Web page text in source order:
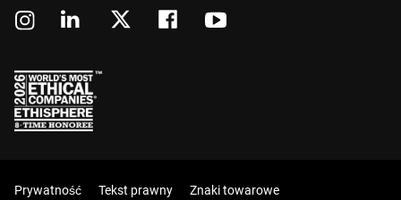
Prywatność Tekst prawny Znaki towarowe